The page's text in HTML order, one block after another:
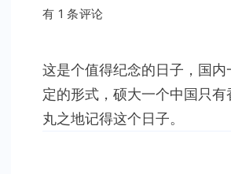
每
日
有 1 条评论
这是个值得纪念的日子，国内
定的形式，硕大一个中国只有
丸之地记得这个日子。